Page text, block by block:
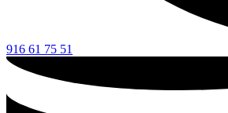
916 61 75 51